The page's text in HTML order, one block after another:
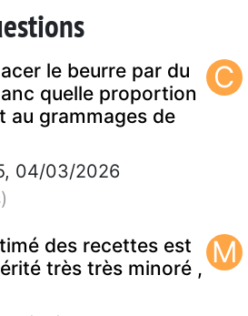
le beurre par du
quelle proportion
au grammages de
04/03/2026
C
des recettes est
très très minoré , M